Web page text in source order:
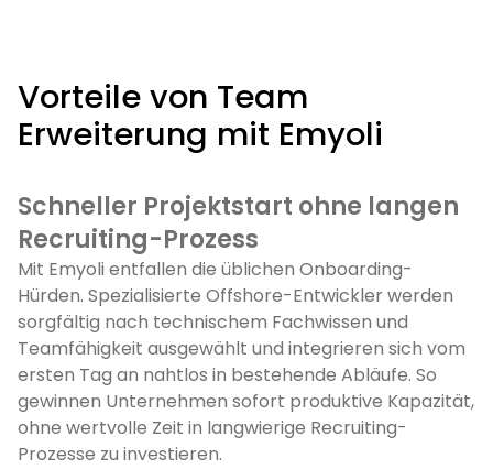
Vorteile von Team
Erweiterung mit Emyoli
Schneller Projektstart ohne langen
Recruiting-Prozess
Mit Emyoli entfallen die üblichen Onboarding-
Hürden. Spezialisierte Offshore-Entwickler werden
sorgfältig nach technischem Fachwissen und
Teamfähigkeit ausgewählt und integrieren sich vom
ersten Tag an nahtlos in bestehende Abläufe. So
gewinnen Unternehmen sofort produktive Kapazität,
ohne wertvolle Zeit in langwierige Recruiting-
Prozesse zu investieren.